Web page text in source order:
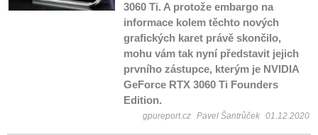
3060 Ti. A protože embargo na
informace kolem těchto nových
grafických karet právě skončilo,
mohu vám tak nyní představit jejich
prvního zástupce, kterým je NVIDIA
GeForce RTX 3060 Ti Founders
Edition.
gpureport.cz Pavel Šantrůček 01.12.2020